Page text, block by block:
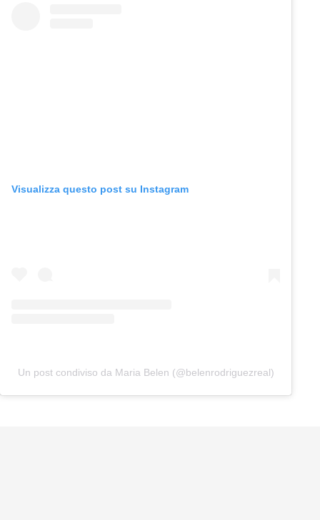
Visualizza questo post su Instagram
Un post condiviso da Maria Belen (@belenrodriguezreal)